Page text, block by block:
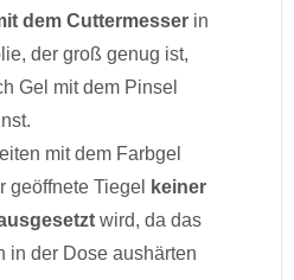
dem Cuttermesser in
der groß genug ist,
Gel mit dem Pinsel
mit dem Farbgel
geöffnete Tiegel
keiner
wird, da das
in der Dose aushärten